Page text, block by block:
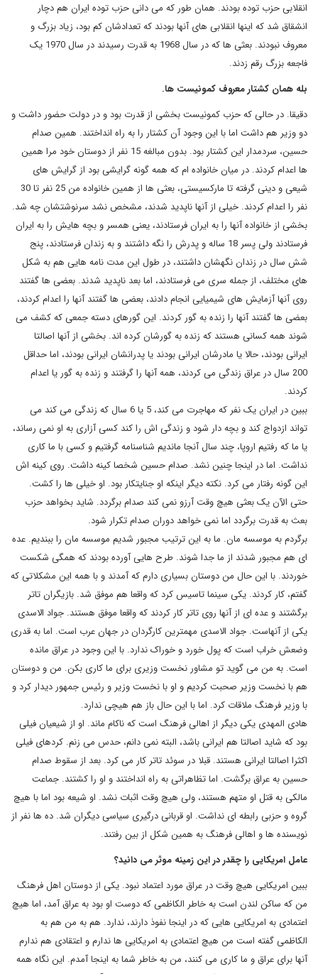
انقلابی حزب توده بودند. همان طور که می دانی حزب توده ایران هم دچار
انشقاق شد که اینها انقلابی های آنها بودند که تعدادشان کم بود، زیاد بزرگ و
معروف نبودند. بعثی ها که در سال 1968 به قدرت رسیدند در سال 1970 یک
فاجعه بزرگ رقم زدند.
بله همان کشتار معروف کمونیست ها.
دقیقا. در حالی که حزب کمونیست بخشی از قدرت بود و در دولت حضور داشت و
دو وزیر هم داشت اما با این وجود آن کشتار را به راه انداختند. همین صدام
حسین، سردمدار این کشتار بود. بدون مبالغه 15 نفر از دوستان خود مرا همین
ها اعدام کردند. در میان خانواده ام که همه گونه گرایشی بود از گرایش های
شیعی و دینی گرفته تا مارکسیستی، بعثی ها از همین خانواده من 25 نفر تا 30
نفر را اعدام کردند. خیلی از آنها ناپدید شدند، مشخص نشد سرنوشتشان چه شد.
بخشی از خانواده آنها را به ایران فرستادند، یعنی همسر و بچه هایش را به ایران
فرستادند ولی پسر 18 ساله و پدرش را نگه داشتند و به زندان فرستادند، پنج
شش سال در زندان نگهشان داشتند، در طول این مدت نامه هایی هم به شکل
های مختلف، از جمله سری می فرستادند، اما بعد ناپدید شدند. بعضی ها گفتند
روی آنها آزمایش های شیمیایی انجام دادند، بعضی ها گفتند آنها را اعدام کردند،
بعضی ها گفتند آنها را زنده به گور کردند. این گورهای دسته جمعی که کشف می
شوند همه کسانی هستند که زنده به گورشان کرده اند. بخشی از آنها اصالتا
ایرانی بودند، حالا یا مادرشان ایرانی بودند یا پدرانشان ایرانی بودند، اما حداقل
200 سال در عراق زندگی می کردند، همه آنها را گرفتند و زنده به گور یا اعدام
کردند.
ببین در ایران یک نفر که مهاجرت می کند، 5 یا 6 سال که زندگی می کند می
تواند ازدواج کند و بچه دار شود و زندگی اش را کند کسی آزاری به او نمی رساند،
یا ما که رفتیم اروپا، چند سال آنجا ماندیم شناسنامه گرفتیم و کسی با ما کاری
نداشت. اما در اینجا چنین نشد. صدام حسین شخصا کینه داشت. روی کینه اش
این گونه رفتار می کرد. نکته دیگر اینکه او جنایتکار بود. او خیلی ها را کشت.
حتی الآن یک بعثی هیچ وقت آرزو نمی کند صدام برگردد. شاید بخواهد حزب
بعث به قدرت برگردد اما نمی خواهد دوران صدام تکرار شود.
برگردم به موسسه مان. ما به این ترتیب مجبور شدیم موسسه مان را ببندیم. عده
ای هم مجبور شدند از ما جدا شوند. طرح هایی آورده بودند که همگی شکست
خوردند. با این حال من دوستان بسیاری دارم که آمدند و با همه این مشکلاتی که
گفتم، کار کردند. یکی سینما تاسیس کرد که واقعا هم موفق شد. بازیگران تاتر
برگشتند و عده ای از آنها روی تاتر کار کردند که واقعا موفق هستند. جواد الاسدی
یکی از آنهاست. جواد الاسدی مهمترین کارگردان در جهان عرب است. اما به قدری
وضعش خراب است که پول خورد و خوراک ندارد. با این وجود در عراق مانده
است. به من می گوید تو مشاور نخست وزیری برای ما کاری بکن. من و دوستان
هم با نخست وزیر صحبت کردیم و او با نخست وزیر و رئیس جمهور دیدار کرد و
با وزیر فرهنگ ملاقات کرد. اما با این حال باز هم هیچی ندارد.
هادی المهدی یکی دیگر از اهالی فرهنگ است که ناکام ماند. او از شیعیان فیلی
بود که شاید اصالتا هم ایرانی باشد، البته نمی دانم، حدس می زنم. کردهای فیلی
اکثرا اصالتا ایرانی هستند. قبلا در سوئد تاتر کار می کرد. بعد از سقوط صدام
حسین به عراق برگشت. اما تظاهراتی به راه انداختند و او را کشتند. جماعت
مالکی به قتل او متهم هستند، ولی هیچ وقت اثبات نشد. او شیعه بود اما با هیچ
گروه و حزبی رابطه ای نداشت. او قربانی درگیری سیاسی دیگران شد. ده ها نفر از
نویسنده ها و اهالی فرهنگ به همین شکل از بین رفتند.
عامل امریکایی را چقدر در این زمینه موثر می دانید؟
ببین امریکایی هیچ وقت در عراق مورد اعتماد نبود. یکی از دوستان اهل فرهنگ
من که ساکن لندن است به خاطر الکاظمی که دوست او بود به عراق آمد، اما هیچ
اعتمادی به امریکایی هایی که در اینجا نفوذ دارند، ندارد. هم به من هم به
الکاظمی گفته است من هیچ اعتمادی به امریکایی ها ندارم و اعتقادی هم ندارم
آنها برای عراق و ما کاری می کنند، من به خاطر شما به اینجا آمدم. این نگاه همه